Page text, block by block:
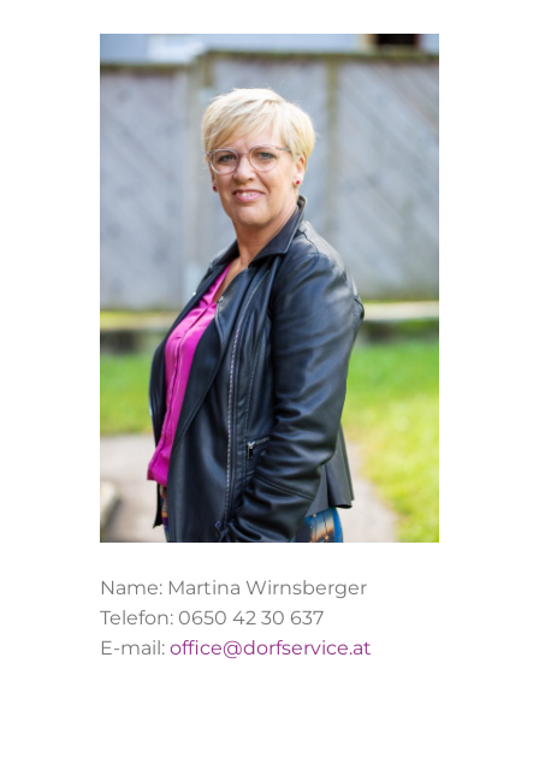
Name: Martina Wirnsberger
Telefon: 0650 42 30 637
E-mail:office@dorfservice.at